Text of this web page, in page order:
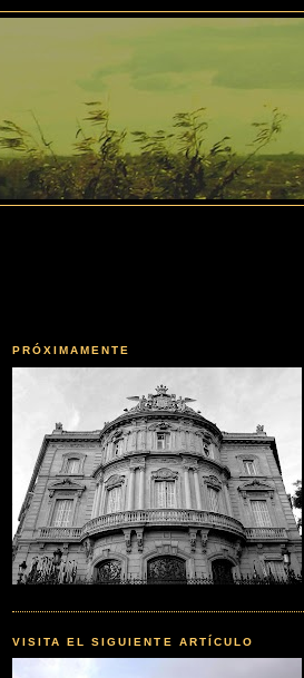
PRÓXIMAMENTE
VISITA EL SIGUIENTE ARTÍCULO